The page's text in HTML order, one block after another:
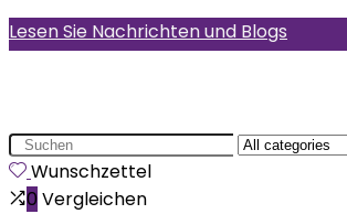
Lesen Sie Nachrichten und Blogs
Search
for:Wunschzettel
0 Vergleichen